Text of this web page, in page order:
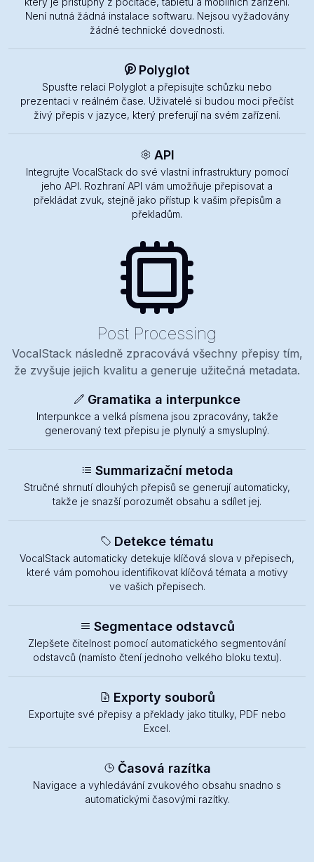
Není nutná žádná instalace softwaru. Nejsou vyžadovány
žádné technické dovednosti.
Polyglot
Spusťte relaci Polyglot a přepisujte schůzku nebo
prezentaci v reálném čase. Uživatelé si budou moci přečíst
živý přepis v jazyce, který preferují na svém zařízení.
API
Integrujte VocalStack do své vlastní infrastruktury pomocí
jeho API. Rozhraní API vám umožňuje přepisovat a
překládat zvuk, stejně jako přístup k vašim přepisům a
překladům.
Post Processing
VocalStack následně zpracovává všechny přepisy tím,
že zvyšuje jejich kvalitu a generuje užitečná metadata.
Gramatika a interpunkce
Interpunkce a velká písmena jsou zpracovány, takže
generovaný text přepisu je plynulý a smysluplný.
Summarizační metoda
Stručné shrnutí dlouhých přepisů se generují automaticky,
takže je snazší porozumět obsahu a sdílet jej.
Detekce tématu
VocalStack automaticky detekuje klíčová slova v přepisech,
které vám pomohou identifikovat klíčová témata a motivy
ve vašich přepisech.
Segmentace odstavců
Zlepšete čitelnost pomocí automatického segmentování
odstavců (namísto čtení jednoho velkého bloku textu).
Exporty souborů
Exportujte své přepisy a překlady jako titulky, PDF nebo
Excel.
Časová razítka
Navigace a vyhledávání zvukového obsahu snadno s
automatickými časovými razítky.